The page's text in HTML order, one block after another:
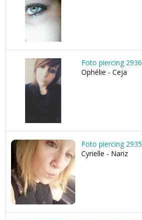
Foto piercing 2936
Ophélie - Ceja
Foto piercing 2935
Cyrielle - Nariz